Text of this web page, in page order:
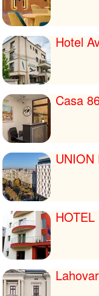
Hotel
Casa
UNION